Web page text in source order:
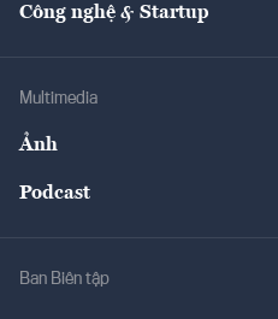
Tư vấn
Công nghệ & Startup
Multimedia
Ảnh
Podcast
Ban Biên tập